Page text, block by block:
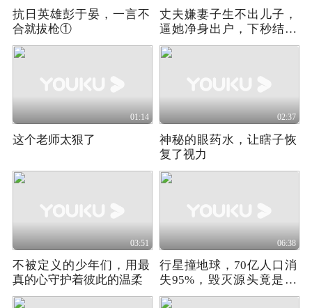
抗日英雄彭于晏，一言不
合就拔枪①
丈夫嫌妻子生不出儿子，
逼她净身出户，下秒结局
意外
01:14
这个老师太狠了
02:37
神秘的眼药水，让瞎子恢
复了视力
03:51
不被定义的少年们，用最
真的心守护着彼此的温柔
06:38
行星撞地球，70亿人口消
失95%，毁灭源头竟是变
异怪物，科幻